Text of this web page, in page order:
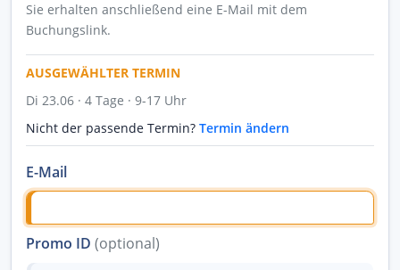
Sie erhalten anschließend eine E-Mail mit dem
Buchungslink.
AUSGEWÄHLTER TERMIN
Di 23.06 · 4 Tage · 9-17 Uhr
Nicht der passende Termin? Termin ändern
E-Mail
Promo ID (optional)